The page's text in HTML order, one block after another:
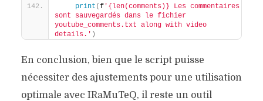
print (f'{len(comments)} Les commentaires
sont sauvegardés dans le fichier
youtube_comments.txt along with video
details.' )
En conclusion, bien que le script puisse
nécessiter des ajustements pour une utilisation
optimale avec IRaMuTeQ, il reste un outil